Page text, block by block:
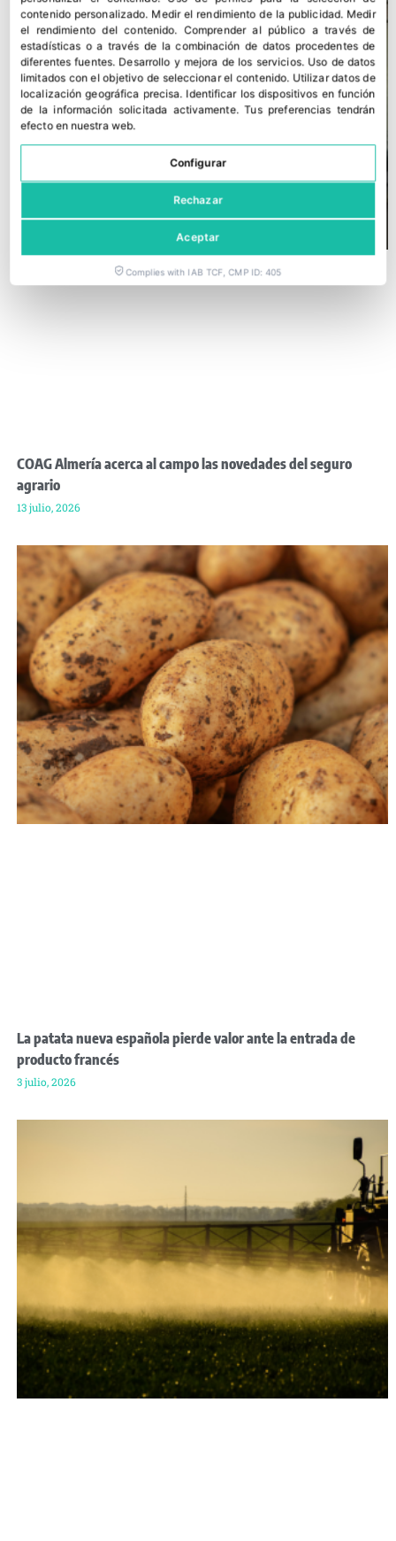
COAG Almería acerca al campo las novedades del seguro
agrario
13 julio, 2026
La patata nueva española pierde valor ante la entrada de
producto francés
3 julio, 2026
contenido personalizado. Medir el rendimiento de la publicidad. Medir
el rendimiento del contenido.Comprender al público a través de
estadísticas o a través de la combinación de datos procedentes de
diferentes fuentes. Desarrollo y mejora de los servicios. Uso de datos
limitados con el objetivo de seleccionar el contenido. Utilizar datos de
localización geográfica precisa. Identificar los dispositivos en función
de la información solicitada activamente.Tus preferencias tendrán
efecto en nuestra web.
Configurar
Rechazar
Aceptar
Complies with IAB TCF, CMP ID: 405